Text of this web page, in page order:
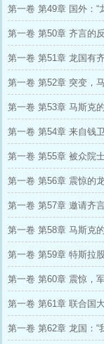
第一卷 第49章 国外：“
第一卷 第50章 齐言的
第一卷 第51章 龙国有
第一卷 第52章 突变，
第一卷 第53章 马斯克
第一卷 第54章 来自钱
第一卷 第55章 被众院
第一卷 第56章 震惊的
第一卷 第57章 邀请齐
第一卷 第58章 马斯克
第一卷 第59章 特斯拉
第一卷 第60章 震惊，
第一卷 第61章 联合国
第一卷 第62章 龙国：